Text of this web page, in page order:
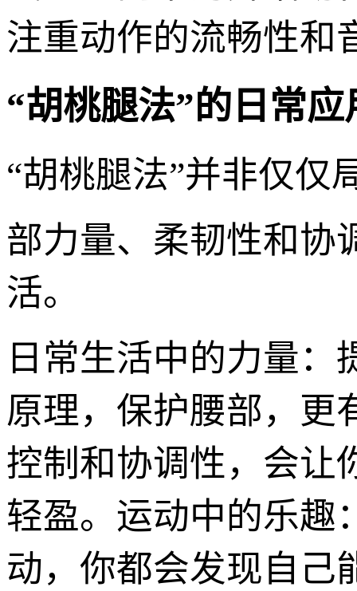
注重动作的流畅性和
“胡桃腿法”的日常
“胡桃腿法”并非仅仅
部力量、柔韧性和协
活。
日常生活中的力量
原理，保护腰部，更
控制和协调性，会让
轻盈。运动中的乐趣
动，你都会发现自己